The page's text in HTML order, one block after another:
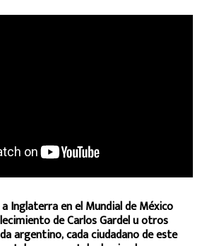
Inglaterra en el Mundial de México
de Carlos Gardel u otros
argentino, cada ciudadano de este